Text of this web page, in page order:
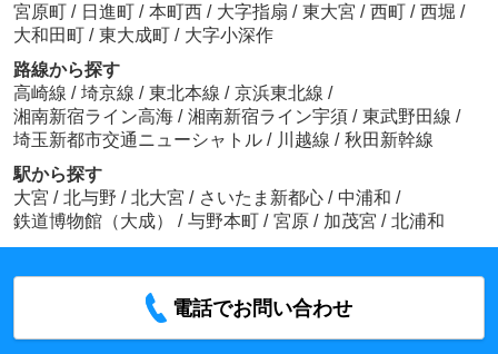
宮原町 / 日進町 / 本町西 / 大字指扇 / 東大宮 / 西町 / 西堀 /
大和田町 / 東大成町 / 大字小深作
路線から探す
高崎線 / 埼京線 / 東北本線 / 京浜東北線 /
湘南新宿ライン高海 / 湘南新宿ライン宇須 / 東武野田線 /
埼玉新都市交通ニューシャトル / 川越線 / 秋田新幹線
駅から探す
大宮 / 北与野 / 北大宮 / さいたま新都心 / 中浦和 /
鉄道博物館（大成）
/ 与野本町 / 宮原 / 加茂宮 / 北浦和
電話でお問い合わせ